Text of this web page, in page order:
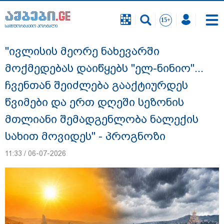
საინფორმაციო პორტალი
"ეს გაფრთხილება უნდა გახდეს
ყველასთვის" - ოკუპირებული აფხაზეთის
ე.წ. საგარეო უწყება გიორგი ბარამიძის
განცხადებასთან დაკავშირებით
საინფორმაციო პორტალი
"ივლისის მეორე ნახევარში
მოქმედებას დაიწყებს "ელ-ნინიო"...
ჩვენთან შეიძლება გააქტიურდეს
წვიმები და ერთ დღეში სეზონის
მთლიანი შემადგენლობა ნალექის
სახით მოვიდეს" - პროგნოზი
11:33 / 06-07-2026